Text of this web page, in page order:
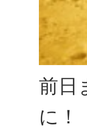
前日
に！